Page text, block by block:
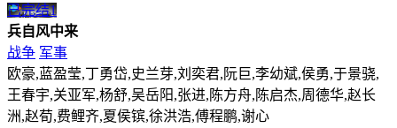
已完结1
兵自风中来
战争 军事
欧豪,蓝盈莹,丁勇岱,史兰芽,刘奕君,阮巨,李幼斌,侯勇,于景骁,
王春宇,关亚军,杨舒,吴岳阳,张进,陈方舟,陈启杰,周德华,赵长
洲,赵荀,费鲤齐,夏侯镔,徐洪浩,傅程鹏,谢心